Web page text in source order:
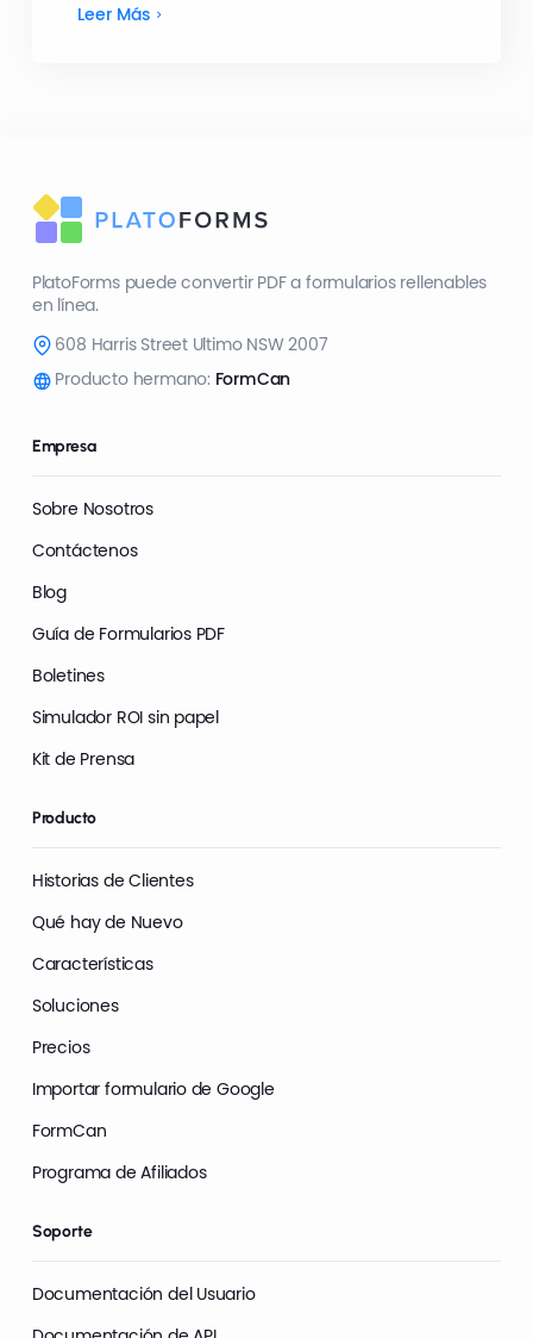
Leer Más
PlatoForms puede convertir PDF a formularios rellenables
en línea.
608 Harris Street Ultimo NSW 2007
Producto hermano: FormCan
Empresa
Sobre Nosotros
Contáctenos
Blog
Guía de Formularios PDF
Boletines
Simulador ROI sin papel
Kit de Prensa
Producto
Historias de Clientes
Qué hay de Nuevo
Características
Soluciones
Precios
Importar formulario de Google
FormCan
Programa de Afiliados
Soporte
Documentación del Usuario